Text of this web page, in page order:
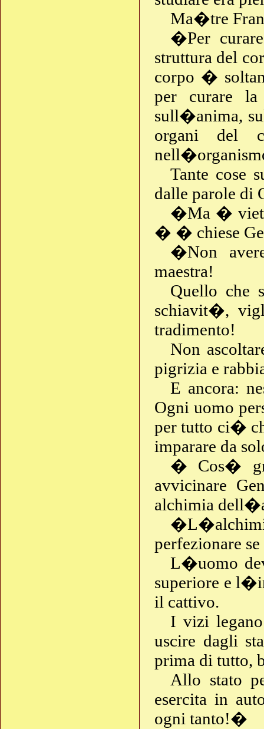
Ma�tre
�Per
struttura del
corpo �
per curare la
sull�anima,
organi del
Tante cose
dalle parole
�Ma �
� � chiese
�Non
maestra!
Quello che
schiavit�,
tradimento!
Non
pigrizia e
E ancora:
Ogni uomo
per tutto ci�
imparare da
� Cos�
avvicinare
alchimia
perfezionare se
L�uomo
superiore e
il cattivo.
I vizi
uscire dagli
prima di tutto,
Allo stato
esercita in
ogni tanto!�